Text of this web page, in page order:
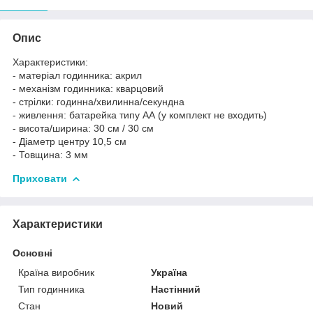
Опис
Характеристики:
- матеріал годинника: акрил
- механізм годинника: кварцовий
- стрілки: годинна/хвилинна/секундна
- живлення: батарейка типу АА (у комплект не входить)
- висота/ширина: 30 см / 30 см
- Діаметр центру 10,5 см
- Товщина: 3 мм
Приховати
Характеристики
Основні
Країна виробник
Україна
Тип годинника
Настінний
Стан
Новий